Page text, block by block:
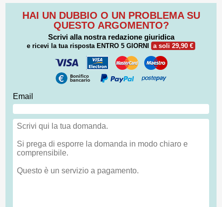
HAI UN DUBBIO O UN PROBLEMA SU
QUESTO ARGOMENTO?
Scrivi alla nostra redazione giuridica
e ricevi la tua risposta ENTRO 5 GIORNI a soli 29,90 €
Email